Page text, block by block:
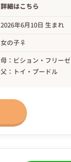
詳細はこちら
2026年6月10日 生まれ
女の子♀
母：ビション・フリーゼ
父：トイ・プードル